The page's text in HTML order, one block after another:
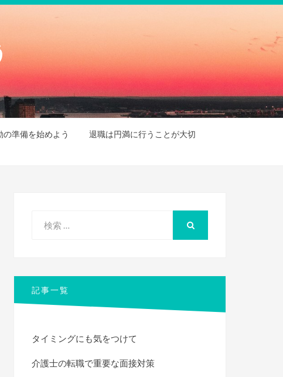
準備を始めよう
退職は円満に行うことが大切
記事一覧
タイミングにも気をつけて
介護士の転職で重要な面接対策